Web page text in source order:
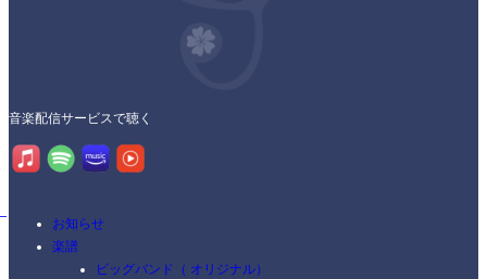
音楽配信サービスで聴く
お知らせ
楽譜
ビッグバンド（ オリジナル）